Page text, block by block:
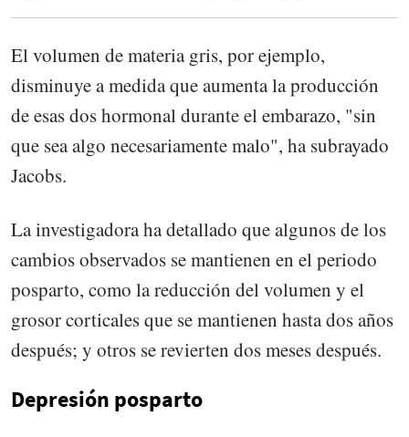
El volumen de materia gris, por ejemplo,
disminuye a medida que aumenta la producción
de esas dos hormonal durante el embarazo, "sin
que sea algo necesariamente malo", ha subrayado
Jacobs.
La investigadora ha detallado que algunos de los
cambios observados se mantienen en el periodo
posparto, como la reducción del volumen y el
grosor corticales que se mantienen hasta dos años
después; y otros se revierten dos meses después.
Depresión posparto